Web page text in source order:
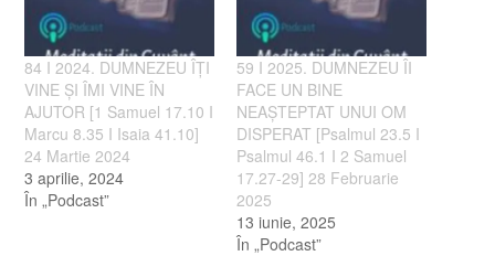
84 I 2024. DUMNEZEU ÎȚI
VINE ȘI ÎMI VINE ÎN
AJUTOR [1 Samuel 17.10 I
Marcu 8.35 I Isaia 41.10]
24 Martie 2024
3 aprilie, 2024
În „Podcast”
59 I 2025. DUMNEZEU ÎI
FACE UN BINE
NEAȘTEPTAT UNUI OM
DISPERAT [Psalmul 23.5 I
Psalmul 46.1 I 2 Samuel
17.27-29] 28 Februarie
2025
13 iunie, 2025
În „Podcast”